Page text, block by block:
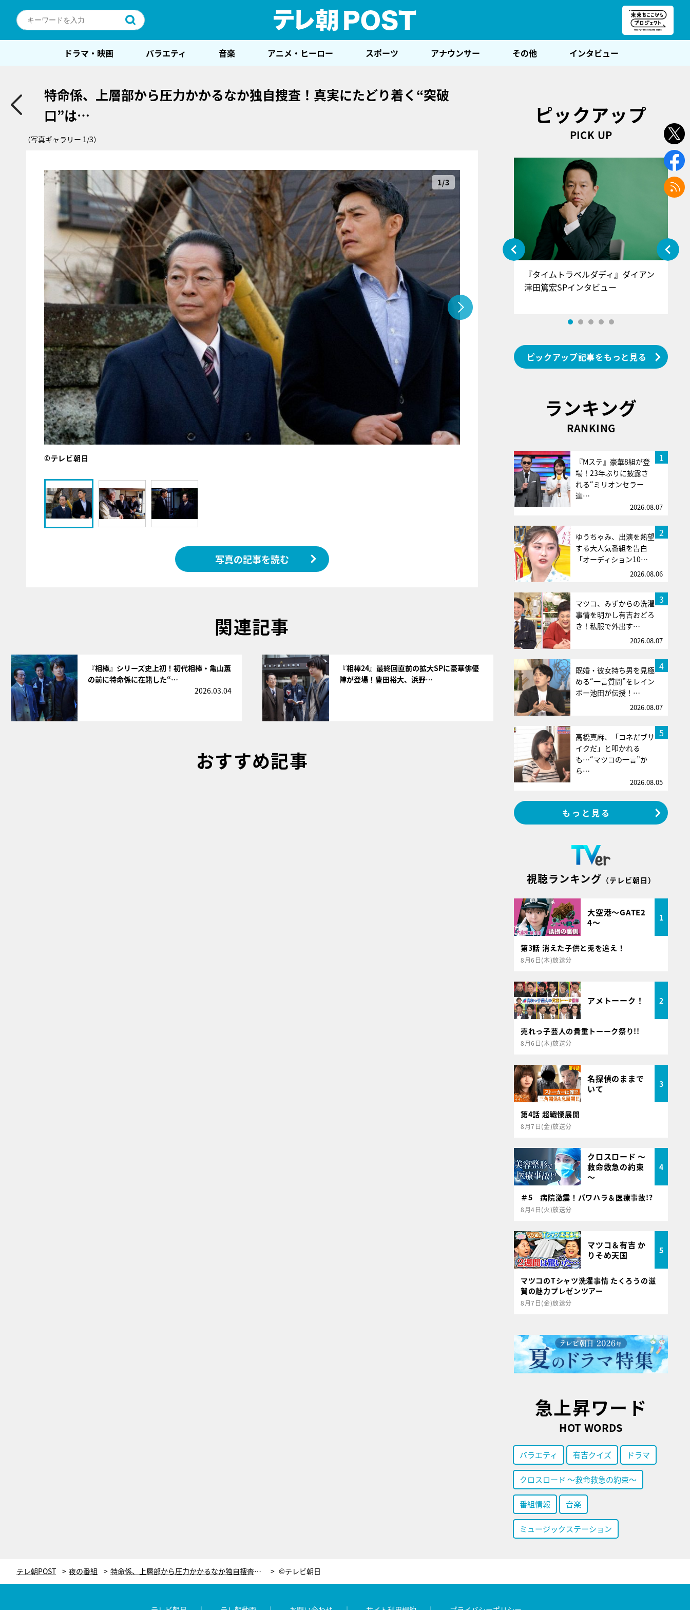
ドラマ・映画 バラエティ 音楽 アニメ・ヒーロー スポーツ アナウンサー その他 インタビュー
特命係、上層部から圧力かかるなか独自捜査！真実にたどり着く“突破
口”は…
（写真ギャラリー 1/3）
1/3
©テレビ朝日
写真の記事を読む
関連記事
『相棒』シリーズ史上初！初代相棒・亀山薫
の前に特命係に在籍した“…
2026.03.04
『相棒24』最終回直前の拡大SPに豪華俳優
陣が登場！豊田裕大、浜野…
おすすめ記事
ピックアップ
PICK UP
『アイ＝ラブ！げーみんぐ』＝LOV
E齋藤樹愛羅＆佐々木舞香SPインタ
ビュー
『タイムトラベルダディ』ダイアン
津田篤宏SPインタビュー
ピックアップ記事をもっと見る
ランキング
RANKING
1
『Mステ』豪華8組が登
場！23年ぶりに披露さ
れる“ミリオンセラー
達…
2026.08.07
2
ゆうちゃみ、出演を熱望
する大人気番組を告白
「オーディション10…
2026.08.06
3
マツコ、みずからの洗濯
事情を明かし有吉おどろ
き！私服で外出す…
2026.08.07
4
既婚・彼女持ち男を見極
める“一言質問”をレイン
ボー池田が伝授！…
2026.08.07
5
高橋真麻、「コネだブサ
イクだ」と叩かれる
も…“マツコの一言”か
ら…
2026.08.05
もっと見る
視聴ランキング （テレビ朝日）
大空港～GATE2
4～
1
第3話 消えた子供と兎を追え！
8月6日(木)放送分
アメトーーク！ 2
売れっ子芸人の貴重トーーク祭り!!
8月6日(木)放送分
名探偵のままで
いて
3
第4話 超戦慄展開
8月7日(金)放送分
クロスロード ～
救命救急の約束
～
4
＃5 病院激震！パワハラ＆医療事故!?
8月4日(火)放送分
マツコ＆有吉 か
りそめ天国
5
マツコのTシャツ洗濯事情 たくろうの滋
賀の魅力プレゼンツアー
8月7日(金)放送分
急上昇ワード
HOT WORDS
バラエティ 有吉クイズ ドラマ
クロスロード ～救命救急の約束～
番組情報 音楽
ミュージックステーション
テレ朝POST 夜の番組 特命係、上層部から圧力かかるなか独自捜査！真実にたどり着く“突破口”は… ©テレビ朝日